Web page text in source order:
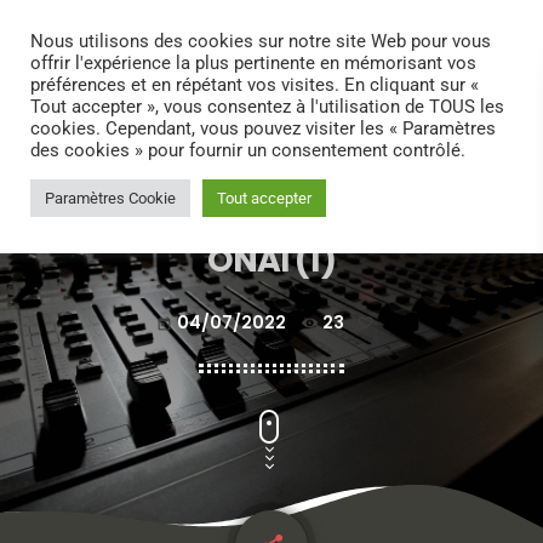
search menu
ONAI (1)
today 04/07/2022 23
Nous utilisons des cookies sur notre site Web pour vous
offrir l'expérience la plus pertinente en mémorisant vos
préférences et en répétant vos visites. En cliquant sur «
Tout accepter », vous consentez à l'utilisation de TOUS les
cookies. Cependant, vous pouvez visiter les « Paramètres
des cookies » pour fournir un consentement contrôlé.
Paramètres Cookie Tout accepter